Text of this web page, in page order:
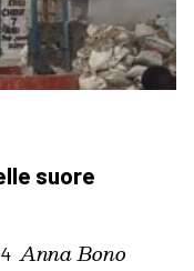
suore
Anna Bono